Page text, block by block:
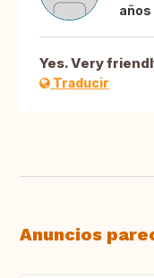
años
Yes. Very
Traducir
Anuncios